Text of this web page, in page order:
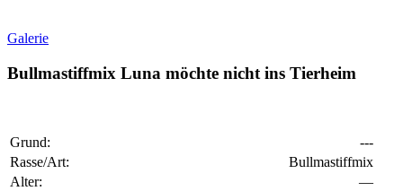
Galerie
Bullmastiffmix Luna möchte nicht ins Tierheim
Grund:
---
Rasse/Art:
Bullmastiffmix
Alter:
—